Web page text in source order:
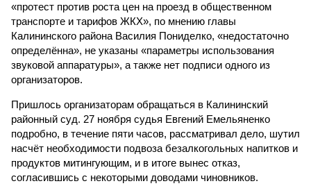
«протест против роста цен на проезд в общественном
транспорте и тарифов ЖКХ», по мнению главы
Калининского района Василия Пониделко, «недостаточно
определённа», не указаны «параметры использования
звуковой аппаратуры», а также нет подписи одного из
организаторов.
Пришлось организаторам обращаться в Калининский
районный суд. 27 ноября судья Евгений Емельяненко
подробно, в течение пяти часов, рассматривал дело, шутил
насчёт необходимости подвоза безалкогольных напитков и
продуктов митингующим, и в итоге вынес отказ,
согласившись с некоторыми доводами чиновников.